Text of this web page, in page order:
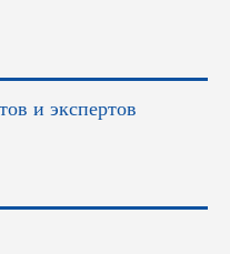
и экспертов